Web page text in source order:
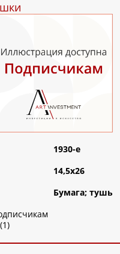
1930-е
14,5х26
Бумага; тушь